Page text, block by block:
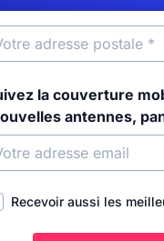
la couverture
antennes,
Recevoir aussi les